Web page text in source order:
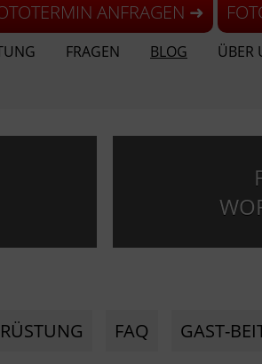
ANFRAGEN ➜
FRAGEN BLOG ÜBER
FAQ GAST-